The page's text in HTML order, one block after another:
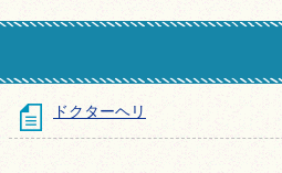
ドクターヘリ